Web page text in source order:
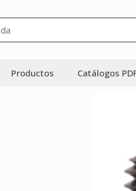
Productos Catálogos